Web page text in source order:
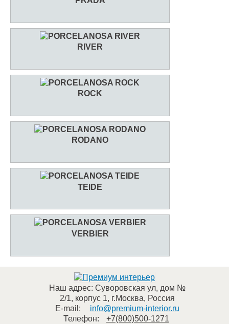
RIVER
ROCK
RODANO
TEIDE
VERBIER
Наш адрес: Суворовская ул, дом №
2/1, корпус 1, г.Москва, Россия
E-mail:
info@premium-interior.ru
Телефон:
+7(800)500-1271